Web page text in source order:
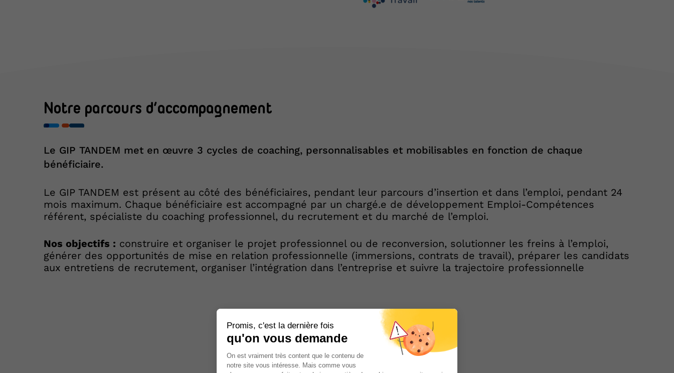
Notre parcours d’accompagnement
Le GIP TANDEM met en œuvre 3 cycles de coaching, personnalisables et mobilisables en fonction de chaque
bénéficiaire.
Le GIP TANDEM est présent au côté des bénéficiaires, pendant leur parcours d’insertion et dans l’emploi, pendant 24
mois maximum. Chaque bénéficiaire est accompagné par un chargé.e de développement Emploi-Compétences
référent, spécialiste du coaching professionnel, du recrutement et du marché de l’emploi.
Nos objectifs : construire et organiser le projet professionnel ou de reconversion, solutionner les freins à l’emploi,
générer des opportunités de mise en relation professionnelle (immersions, contrats de travail), préparer les candidats
aux entretiens de recrutement, organiser l’intégration dans l’entreprise et suivre la trajectoire professionnelle